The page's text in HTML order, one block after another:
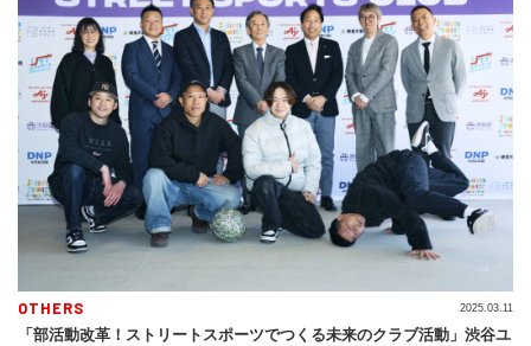
OTHERS
「部活動改革！ストリートスポーツでつくる未来のクラブ活動」渋谷ユ
2025.03.11